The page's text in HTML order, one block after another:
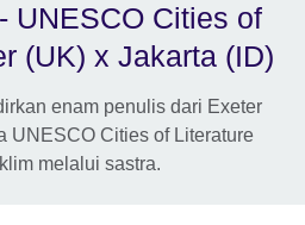
UNESCO Cities of
(UK) x Jakarta (ID)
enam penulis dari Exeter
UNESCO Cities of Literature
melalui sastra.